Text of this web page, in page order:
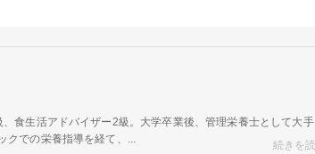
食生活アドバイザー2級。大学卒業後、管理栄養士として大手
クでの栄養指導を経て、...